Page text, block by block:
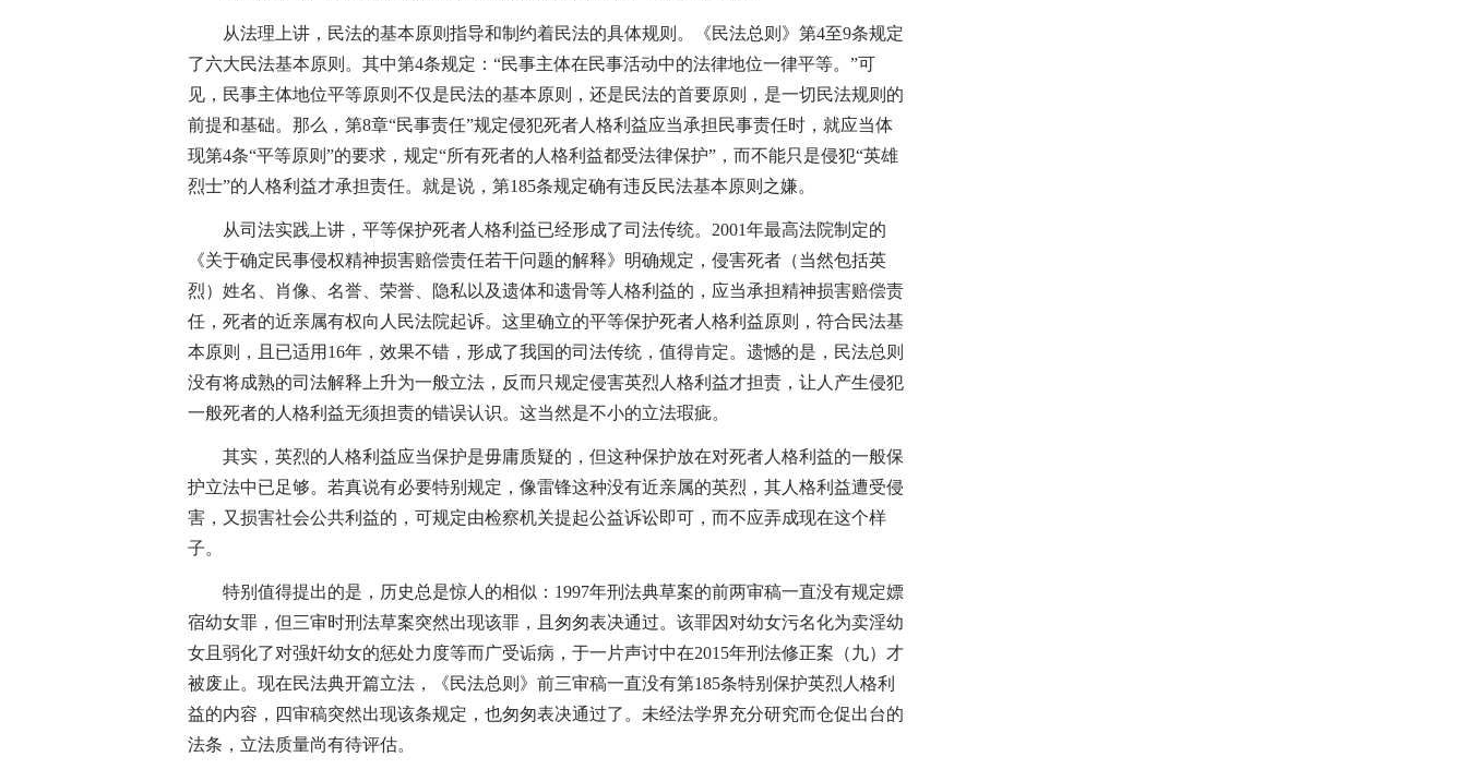
从法理上讲，民法的基本原则指导和制约着民法的具体规则。《民法总则》第4至9条规定
了六大民法基本原则。其中第4条规定：“民事主体在民事活动中的法律地位一律平等。”可
见，民事主体地位平等原则不仅是民法的基本原则，还是民法的首要原则，是一切民法规则的
前提和基础。那么，第8章“民事责任”规定侵犯死者人格利益应当承担民事责任时，就应当体
现第4条“平等原则”的要求，规定“所有死者的人格利益都受法律保护”，而不能只是侵犯“英雄
烈士”的人格利益才承担责任。就是说，第185条规定确有违反民法基本原则之嫌。
从司法实践上讲，平等保护死者人格利益已经形成了司法传统。2001年最高法院制定的
《关于确定民事侵权精神损害赔偿责任若干问题的解释》明确规定，侵害死者（当然包括英
烈）姓名、肖像、名誉、荣誉、隐私以及遗体和遗骨等人格利益的，应当承担精神损害赔偿责
任，死者的近亲属有权向人民法院起诉。这里确立的平等保护死者人格利益原则，符合民法基
本原则，且已适用16年，效果不错，形成了我国的司法传统，值得肯定。遗憾的是，民法总则
没有将成熟的司法解释上升为一般立法，反而只规定侵害英烈人格利益才担责，让人产生侵犯
一般死者的人格利益无须担责的错误认识。这当然是不小的立法瑕疵。
其实，英烈的人格利益应当保护是毋庸质疑的，但这种保护放在对死者人格利益的一般保
护立法中已足够。若真说有必要特别规定，像雷锋这种没有近亲属的英烈，其人格利益遭受侵
害，又损害社会公共利益的，可规定由检察机关提起公益诉讼即可，而不应弄成现在这个样
子。
特别值得提出的是，历史总是惊人的相似：1997年刑法典草案的前两审稿一直没有规定嫖
宿幼女罪，但三审时刑法草案突然出现该罪，且匆匆表决通过。该罪因对幼女污名化为卖淫幼
女且弱化了对强奸幼女的惩处力度等而广受诟病，于一片声讨中在2015年刑法修正案（九）才
被废止。现在民法典开篇立法，《民法总则》前三审稿一直没有第185条特别保护英烈人格利
益的内容，四审稿突然出现该条规定，也匆匆表决通过了。未经法学界充分研究而仓促出台的
法条，立法质量尚有待评估。